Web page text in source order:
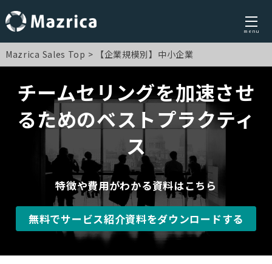
Skip
to
content
menu
Mazrica Sales Top 【企業規模別】中小企業
チームセリングを加速させ
るためのベストプラクティ
ス
特徴や費用がわかる資料はこちら
無料でサービス紹介資料をダウンロードする